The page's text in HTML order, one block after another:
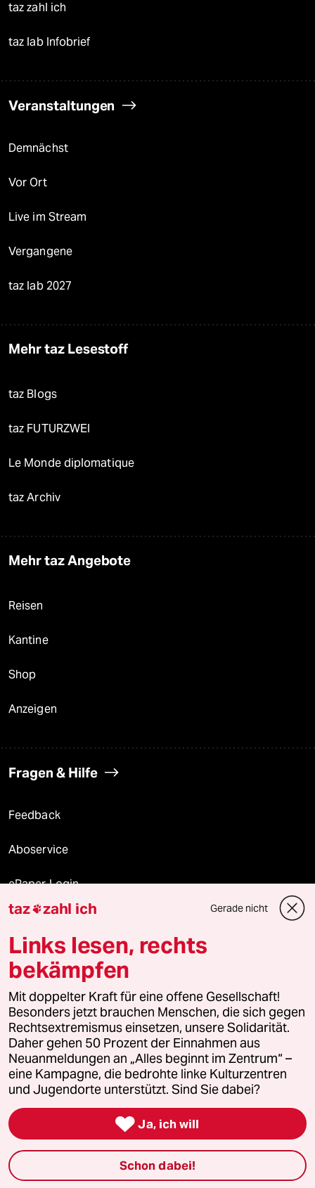
taz zahl ich
taz lab Infobrief
Veranstaltungen
Demnächst
Vor Ort
Live im Stream
Vergangene
taz lab 2027
Mehr taz Lesestoff
taz Blogs
taz FUTURZWEI
Le Monde diplomatique
taz Archiv
Mehr taz Angebote
Reisen
Kantine
Shop
Anzeigen
Fragen & Hilfe
Feedback
Aboservice
ePaper Login
Downloads für Abonnierende
© 2026 taz Verlags und Vertriebs GmbH
Alle Rechte vorbehalten. Bei rechtlichen Fragen oder für Genehmigungen
wenden Sie sich bitte an lizenzen@taz.de
Feedback Redaktionsstatut Kommune-Richtlinien
Leitlinie Informant Datenschutz Impressum AGB
Seitenwende Einwilligungen widerrufen (Ads)
taz zahl ich Gerade nicht
Links lesen, rechts
bekämpfen
Mit doppelter Kraft für eine offene Gesellschaft!
Besonders jetzt brauchen Menschen, die sich gegen
Rechtsextremismus einsetzen, unsere Solidarität.
Daher gehen 50 Prozent der Einnahmen aus
Neuanmeldungen an „Alles beginnt im Zentrum“ –
eine Kampagne, die bedrohte linke Kulturzentren
und Jugendorte unterstützt. Sind Sie dabei?
 Ja, ich will
Schon dabei!